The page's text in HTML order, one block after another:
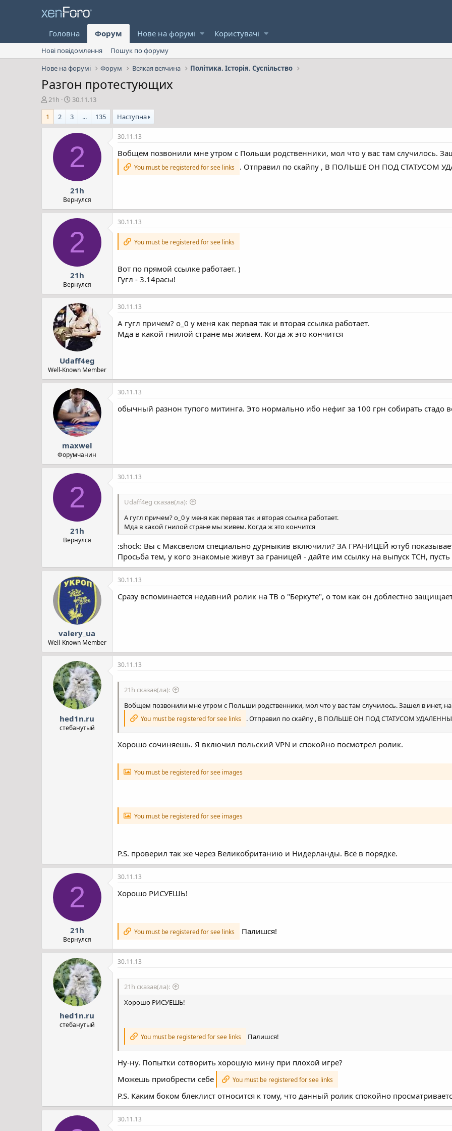
Головна Форум Нове на форумі Користувачі
Нові повідомлення
Пошук по форуму
Нове на форумі
Форум Всякая всячина Політика. Історія. Суспільство
Разгон протестующих
А
в
т
о
21h
Д
а
т
а
с
в
о
е
н
н
я
30.11.13
1
2 3 ... 135 Наступна
2
21h
Вернулся
30.11.13
Вобщем позвонили мне утром с Польши родственники, мол что у вас там случилось.
You must be registered for see links . Отправил по скайпу , В ПОЛЬШЕ ОН ПОД СТАТУСОМ
2
21h
Вернулся
30.11.13
You must be registered for see links
Вот по прямой ссылке работает. )
Гугл - 3.14расы!
Udaff4eg
Well-Known Member
30.11.13
А гугл причем? о_0 у меня как первая так и вторая ссылка работает.
Мда в какой гнилой стране мы живем. Когда ж это кончится
maxwel
Форумчанин
30.11.13
обычный разнон тупого митинга. Это нормально ибо нефиг за 100 грн собирать стадо
2
21h
Вернулся
30.11.13
Udaff4eg сказав(ла):
А гугл причем? о_0 у меня как первая так и вторая ссылка работает.
Мда в какой гнилой стране мы живем. Когда ж это кончится
:shock: Вы с Максвелом специально дурныкив включили? ЗА ГРАНИЦЕЙ ютуб
Просьба тем, у кого знакомые живут за границей - дайте им ссылку на выпуск ТСН, пусть
valery_ua
Well-Known Member
30.11.13
Сразу вспоминается недавний ролик на ТВ о "Беркуте", о том как он доблестно
hed1n.ru
стебанутый
30.11.13
21h сказав(ла):
Вобщем позвонили мне утром с Польши родственники, мол что у вас там случилось. Зашел в инет,
You must be registered for see links . Отправил по скайпу , В ПОЛЬШЕ ОН ПОД СТАТУСОМ
Хорошо сочиняешь. Я включил польский VPN и спокойно посмотрел ролик.
You must be registered for see images
You must be registered for see images
P.S. проверил так же через Великобританию и Нидерланды. Всё в порядке.
2
21h
Вернулся
30.11.13
Хорошо РИСУЕШЬ!
You must be registered for see links Палишся!
hed1n.ru
стебанутый
30.11.13
21h сказав(ла):
Хорошо РИСУЕШЬ!
You must be registered for see links Палишся!
Ну-ну. Попытки сотворить хорошую мину при плохой игре?
Можешь приобрести себе
You must be registered for see links
P.S. Каким боком блеклист относится к тому, что данный ролик спокойно
30.11.13